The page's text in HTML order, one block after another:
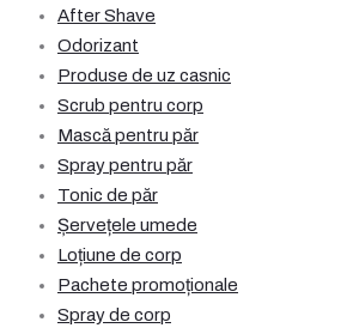
fost:
47,00 lei.
After Shave
Odorizant
Produse de uz casnic
Scrub pentru corp
Mască pentru păr
Spray pentru păr
Tonic de păr
Șervețele umede
Loțiune de corp
Pachete promoționale
Spray de corp